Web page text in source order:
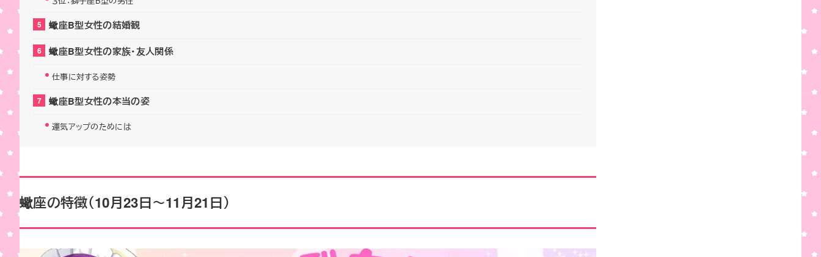
蠍座B型女性の結婚観
蠍座B型女性の家族・友人関係
仕事に対する姿勢
蠍座B型女性の本当の姿
運気アップのためには
蠍座の特徴（10月23日～11月21日）